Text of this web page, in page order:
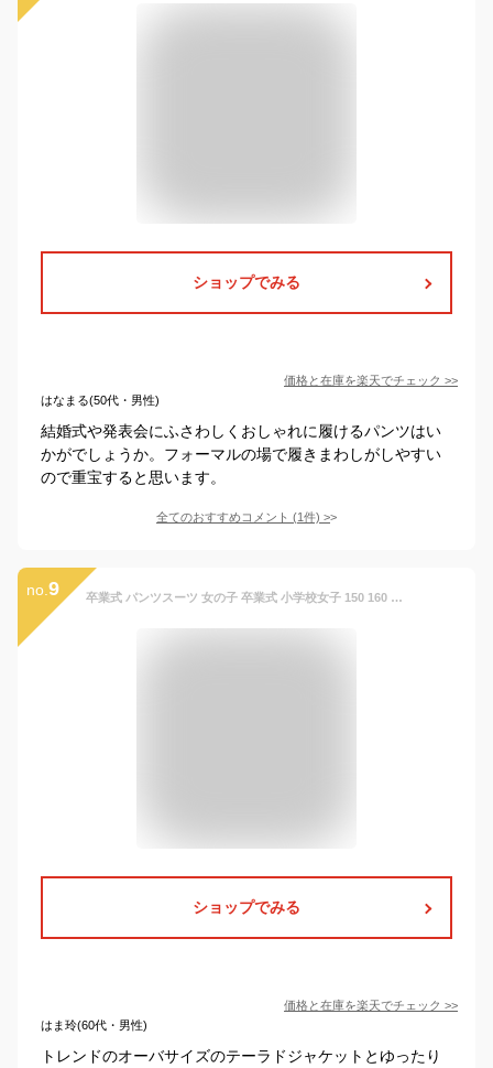
ショップでみる
価格と在庫を楽天でチェック >>
はなまる(50代・男性)
結婚式や発表会にふさわしくおしゃれに履けるパンツはい
かがでしょうか。フォーマルの場で履きまわしがしやすい
ので重宝すると思います。
全てのおすすめコメント (1件) >
no. 9 卒業式 パンツスーツ 女の子 卒業式 小学校女子 150 160 ブレザー パンツ セットアップ 卒業式 スーツ 女の子 ゆったりサイズ 卒園式 子供服 卒服 小学校女子 ピアノ発表会 パンツスーツ 女の子 卒服 韓国制服 入学式 スーツ 女の子 中学生 高校生 カーキ 黒 ゆったり
ショップでみる
価格と在庫を楽天でチェック >>
はま玲(60代・男性)
トレンドのオーバサイズのテーラドジャケットとゆったり